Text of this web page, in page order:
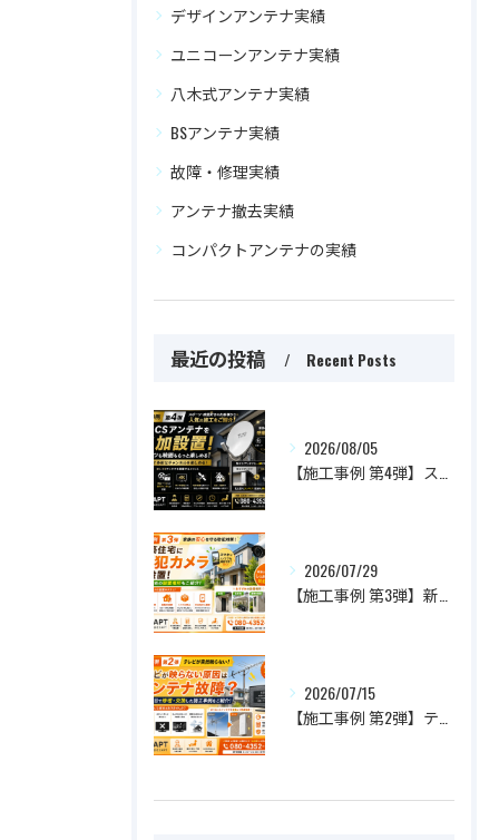
デザインアンテナ実績
ユニコーンアンテナ実績
八木式アンテナ実績
BSアンテナ実績
故障・修理実績
アンテナ撤去実績
コンパクトアンテナの実績
最近の投稿 Recent Posts
2026/08/05
2026/07/29
2026/07/15